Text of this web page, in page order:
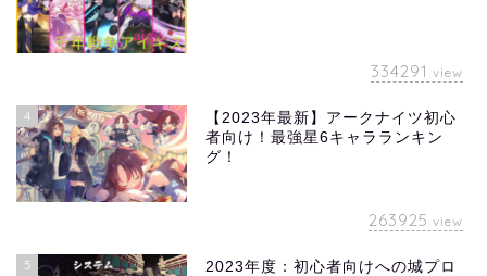
334291 view
4
【2023年最新】アークナイツ初心
者向け！最強星6キャラランキン
グ！
263925 view
5
2023年度：初心者向けへの城プロ